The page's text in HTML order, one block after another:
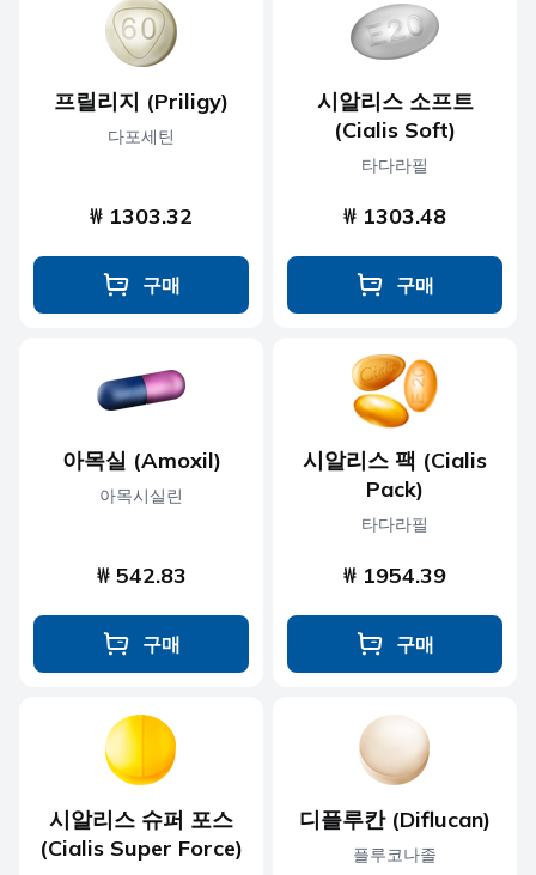
프릴리지 (Priligy)
다포세틴
₩ 1303.32
구매
시알리스 소프트
(Cialis Soft)
타다라필
₩ 1303.48
구매
아목실 (Amoxil)
아목시실린
₩ 542.83
구매
시알리스 팩 (Cialis
Pack)
타다라필
₩ 1954.39
구매
시알리스 슈퍼 포스
(Cialis Super Force)
디플루칸 (Diflucan)
플루코나졸